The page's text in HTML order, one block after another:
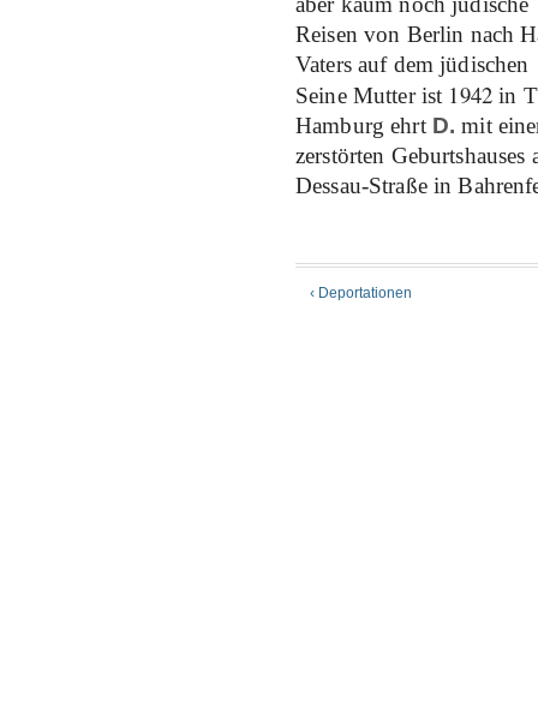
Reisen von Berlin nach
Vaters auf dem jüdischen
Seine Mutter ist 1942 in
Hamburg ehrt D. mit
zerstörten
Dessau-Straße in
‹ Deportationen